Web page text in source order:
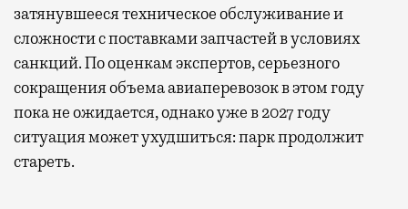
затянувшееся техническое обслуживание и
сложности с поставками запчастей в условиях
санкций. По оценкам экспертов, серьезного
сокращения объема авиаперевозок в этом году
пока не ожидается, однако уже в 2027 году
ситуация может ухудшиться: парк продолжит
стареть.